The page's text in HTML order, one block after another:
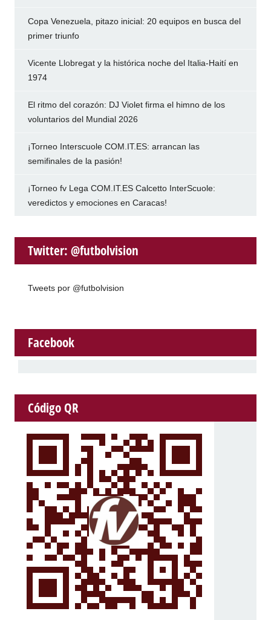
Copa Venezuela, pitazo inicial: 20 equipos en busca del
primer triunfo
Vicente Llobregat y la histórica noche del Italia-Haití en
1974
El ritmo del corazón: DJ Violet firma el himno de los
voluntarios del Mundial 2026
¡Torneo Interscuole COM.IT.ES: arrancan las
semifinales de la pasión!
¡Torneo fv Lega COM.IT.ES Calcetto InterScuole:
veredictos y emociones en Caracas!
Twitter: @futbolvision
Tweets por @futbolvision
Facebook
Código QR